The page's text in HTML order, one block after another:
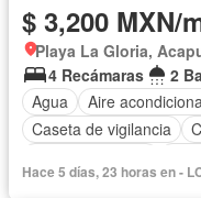
$ 3,200 MXN/
Playa La Gloria,
4 Recámaras
2
Agua
Aire
Caseta de vigilancia
Estacionamiento
Gas
Hace 5 días, 23 horas en -